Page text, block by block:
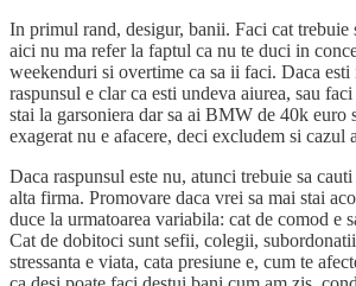
In primul rand, desigur, banii. Faci cat trebuie
aici nu ma refer la faptul ca nu te duci in
weekenduri si overtime ca sa ii faci. Daca esti
raspunsul e clar ca esti undeva aiurea, sau
stai la garsoniera dar sa ai BMW de 40k euro
exagerat nu e afacere, deci excludem si cazul
Daca raspunsul este nu, atunci trebuie sa
alta firma. Promovare daca vrei sa mai stai
duce la urmatoarea variabila: cat de comod e
Cat de dobitoci sunt sefii, colegii,
stressanta e viata, cata presiune e, cum te